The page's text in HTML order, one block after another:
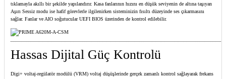
tıklamayla akıllı bir şekilde yapılandırır. Kasa fanlarının hızını en düşük seviyenin de altına taşıyan
Aşırı Sessiz modu ise hafif görevlerle ilgilenirken sisteminizin fısıltı düzeyinde ses çıkarmasını
sağlar. Fanlar ve AIO soğutucular UEFI BIOS üzerinden de kontrol edilebilir.
Hassas Dijital Güç Kontrolü
Digi+ voltaj-regülatör modülü (VRM) voltaj düşüşlerinde gerçek zamanlı kontrol sağlayarak frekans